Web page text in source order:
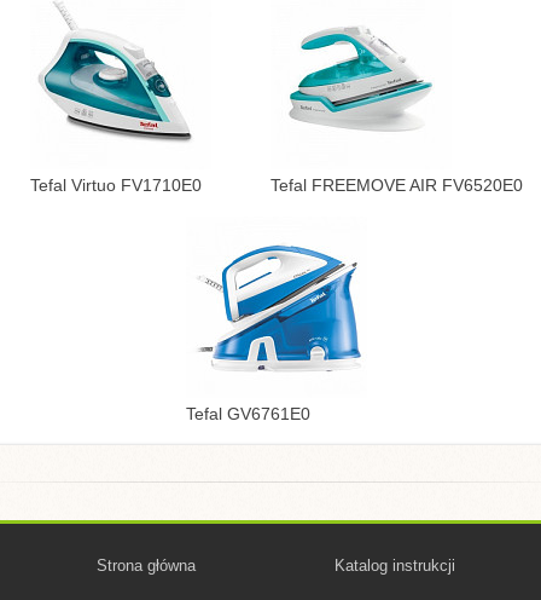
Tefal Virtuo FV1710E0 Tefal FREEMOVE AIR FV6520E0
Tefal GV6761E0
Strona główna Katalog instrukcji